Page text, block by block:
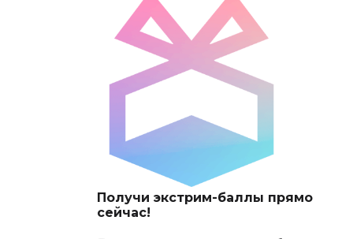
Получи экстрим-баллы прямо
сейчас!